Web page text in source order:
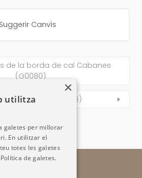
Suggerir Canvis
de la borda de cal Cabanes
(G0080)
del Castell (G0085)
×
utilitza
galetes per millorar
En utilitzar el
totes les galetes
de galetes.